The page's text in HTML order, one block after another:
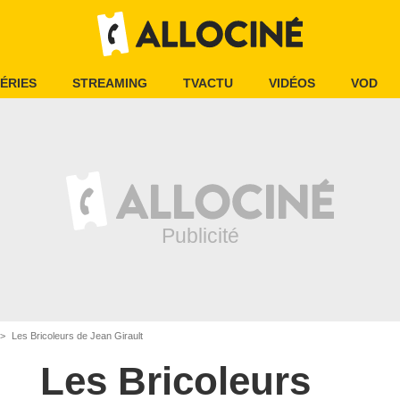
STREAMING TVACTU VIDÉOS VOD
Les Bricoleurs de Jean Girault
Les Bricoleurs